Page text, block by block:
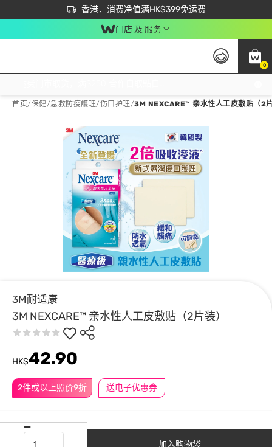
香港．消费净值满HK$399免运费
立即成为易赏钱会员尽享独家优惠
首次APP下单买满$450 输入 NEWAPP 即减$50
门店 及 服务
0
首页/保健/急救防疫護理/伤口护理/3M NEXCARE™ 亲水性人工皮敷贴（2
3M耐适康
3M NEXCARE™ 亲水性人工皮敷贴（2片装）
2件或以上照价9折 送电子优惠券
HK$42.90
加入购物袋